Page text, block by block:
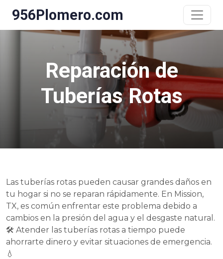
956Plomero.com
Reparación de
Tuberías Rotas
Las tuberías rotas pueden causar grandes daños en
tu hogar si no se reparan rápidamente. En Mission,
TX, es común enfrentar este problema debido a
cambios en la presión del agua y el desgaste natural.
🛠 Atender las tuberías rotas a tiempo puede
ahorrarte dinero y evitar situaciones de emergencia.
💧